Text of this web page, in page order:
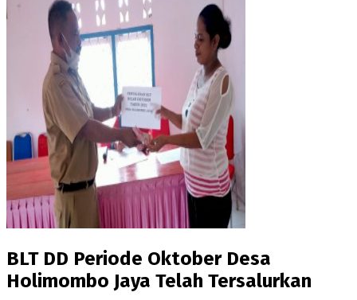
BLT DD Periode Oktober Desa
Holimombo Jaya Telah Tersalurkan